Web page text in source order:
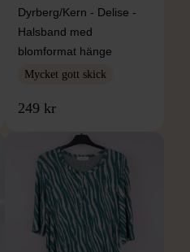
Dyrberg/Kern - Delise -
Halsband med
blomformat hänge
Mycket gott skick
249 kr